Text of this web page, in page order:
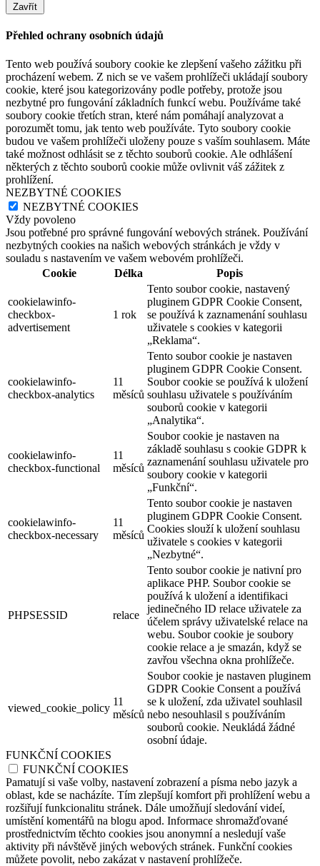
Zavřít
Přehled ochrany osobních údajů
Tento web používá soubory cookie ke zlepšení vašeho zážitku při
procházení webem. Z nich se ve vašem prohlížeči ukládají soubory
cookie, které jsou kategorizovány podle potřeby, protože jsou
nezbytné pro fungování základních funkcí webu. Používáme také
soubory cookie třetích stran, které nám pomáhají analyzovat a
porozumět tomu, jak tento web používáte. Tyto soubory cookie
budou ve vašem prohlížeči uloženy pouze s vaším souhlasem. Máte
také možnost odhlásit se z těchto souborů cookie. Ale odhlášení
některých z těchto souborů cookie může ovlivnit váš zážitek z
prohlížení.
NEZBYTNÉ COOKIES
NEZBYTNÉ COOKIES
Vždy povoleno
Jsou potřebné pro správné fungování webových stránek. Používání
nezbytných cookies na našich webových stránkách je vždy v
souladu s nastavením ve vašem webovém prohlížeči.
Cookie
Délka Popis
cookielawinfo-
checkbox-
advertisement
1 rok
Tento soubor cookie, nastavený
pluginem GDPR Cookie Consent,
se používá k zaznamenání souhlasu
uživatele s cookies v kategorii
„Reklama“.
cookielawinfo-
checkbox-analytics
11
měsíců
Tento soubor cookie je nastaven
pluginem GDPR Cookie Consent.
Soubor cookie se používá k uložení
souhlasu uživatele s používáním
souborů cookie v kategorii
„Analytika“.
cookielawinfo-
checkbox-functional
11
měsíců
Soubor cookie je nastaven na
základě souhlasu s cookie GDPR k
zaznamenání souhlasu uživatele pro
soubory cookie v kategorii
„Funkční“.
cookielawinfo-
checkbox-necessary
11
měsíců
Tento soubor cookie je nastaven
pluginem GDPR Cookie Consent.
Cookies slouží k uložení souhlasu
uživatele s cookies v kategorii
„Nezbytné“.
PHPSESSID relace
Tento soubor cookie je nativní pro
aplikace PHP. Soubor cookie se
používá k uložení a identifikaci
jedinečného ID relace uživatele za
účelem správy uživatelské relace na
webu. Soubor cookie je soubory
cookie relace a je smazán, když se
zavřou všechna okna prohlížeče.
viewed_cookie_policy
11
měsíců
Soubor cookie je nastaven pluginem
GDPR Cookie Consent a používá
se k uložení, zda uživatel souhlasil
nebo nesouhlasil s používáním
souborů cookie. Neukládá žádné
osobní údaje.
FUNKČNÍ COOKIES
FUNKČNÍ COOKIES
Pamatují si vaše volby, nastavení zobrazení a písma nebo jazyk a
oblast, kde se nacházíte. Tím zlepšují komfort při prohlížení webu a
rozšiřují funkcionalitu stránek. Dále umožňují sledování videí,
umístění komentářů na blogu apod. Informace shromažďované
prostřednictvím těchto cookies jsou anonymní a nesledují vaše
aktivity při návštěvě jiných webových stránek. Funkční cookies
můžete povolit, nebo zakázat v nastavení prohlížeče.